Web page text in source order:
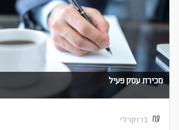
מכירת עסק פעיל
ברוקרלי